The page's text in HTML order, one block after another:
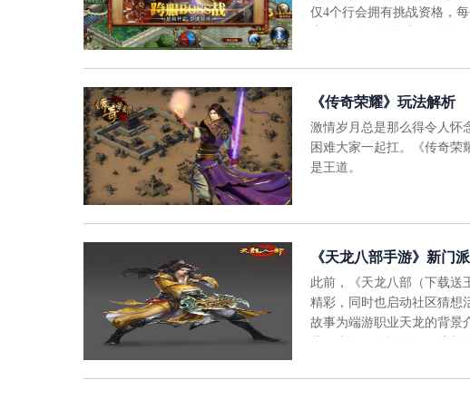
仅4个行会拥有挑战资格，
《传奇荣耀》玩法解析
激情岁月总是那么得令人怀
困难大家一起扛。《传奇荣
是王道。
《天龙八部手游》新门
此前，《天龙八部（下载送
精彩，同时也启动社区猜想
故事为端游职业天龙的背景
业，南诏国皇族弟子，擅